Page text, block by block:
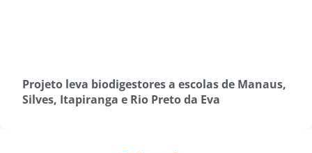
Projeto leva biodigestores a escolas de Manaus,
Silves, Itapiranga e Rio Preto da Eva